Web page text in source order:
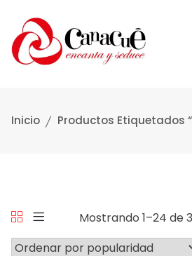
Inicio Productos Etiquetados
Mostrando 1–24 de